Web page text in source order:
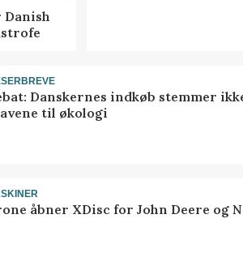
Danskernes indkøb stemmer
til økologi
åbner XDisc for John Deere og